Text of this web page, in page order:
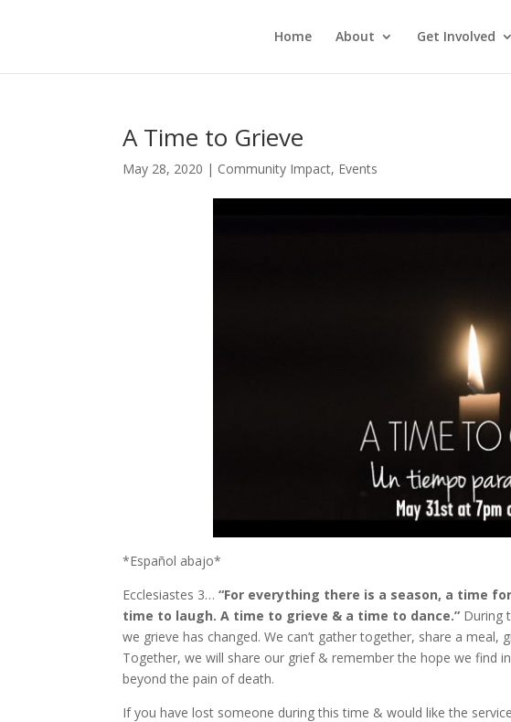
Home About Get Involved
A Time to Grieve
May 28, 2020 | Community Impact, Events
*Español abajo*
Ecclesiastes 3…“For everything there is a season, a time
time to laugh. A time to grieve & a time to dance.” During
we grieve has changed. We can’t gather together, share a
Together, we will share our grief & remember the hope we find
beyond the pain of death.
If you have lost someone during this time & would like the